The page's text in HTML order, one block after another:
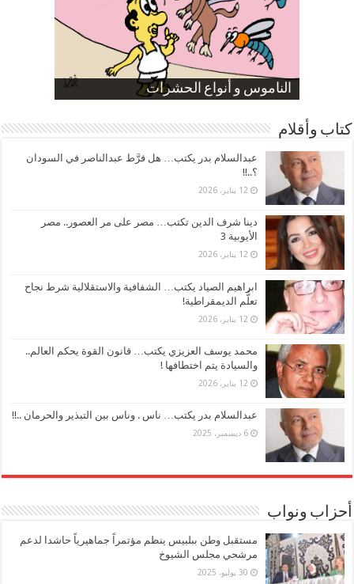
الناموس و أنواع الحشرات
الموظفين بعد ارتفاع الأسعار
ارتفاع نسبة الطلاق في مصر
صورة كاركاتيرية
صورة كاركاتيرية
كتاب وأقلام
عبدالسلام بدر يكتب… هل فرَّط عبدالناصر في السودان
؟..!!
12 يناير، 2026
دينا شرف الدين تكتب… مصر على مر العصور.. مصر
الأيوبية 3
12 يناير، 2026
ابراهيم الصياد يكتب… الشفافية والاستقلالية شرط نجاح
تعلُّم الديمقراطية!
12 يناير، 2026
محمد يوسف العزيزي يكتب… قانون القوة يحكم العالم..
والسيادة يتم اختطافها !
12 يناير، 2026
عبدالسلام بدر يكتب… ناس . وناس بين التبذير والحرمان ..!!
6 ديسمبر، 2025
أحزاب ونواب
مستقبل وطن ببلبيس ينظم مؤتمراً جماهيرياً حاشدا لدعم
مرشحي مجلس الشيوخ
30 يوليو، 2025